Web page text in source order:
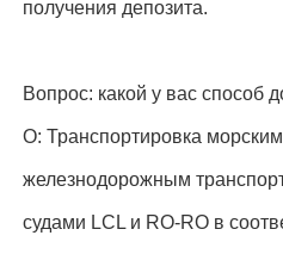
получения депозита.
Вопрос: какой у вас способ
О: Транспортировка
железнодорожным
судами LCL и RO-RO в